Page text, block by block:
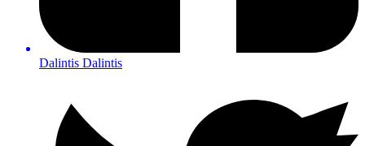
Dalintis Dalintis